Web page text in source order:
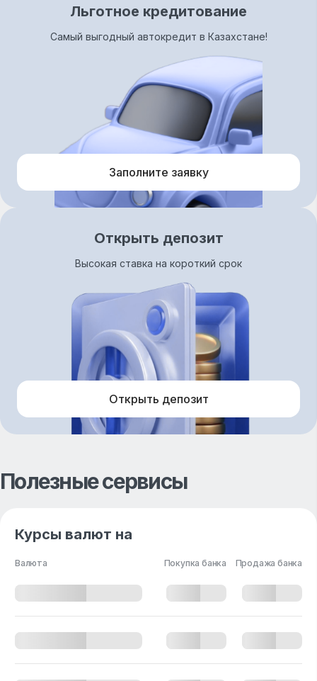
Льготное кредитование
Самый выгодный автокредит в Казахстане!
Заполните заявку
Открыть депозит
Высокая ставка на короткий срок
Открыть депозит
Полезные сервисы
Курсы валют на
Валюта Покупка банка Продажа банка